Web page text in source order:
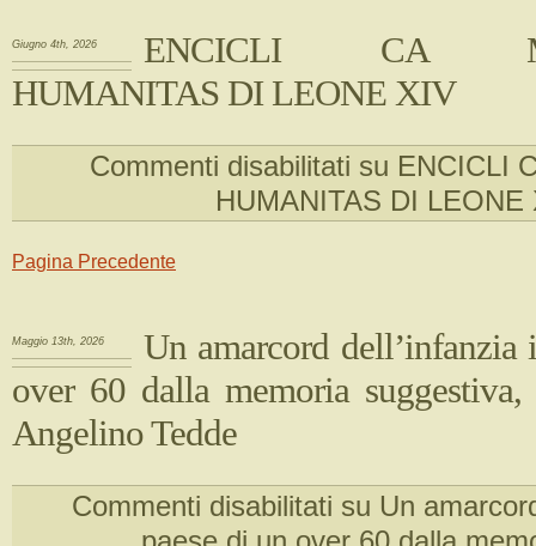
Giugno 4th, 2026
ENCICLI CA
HUMANITAS DI LEONE XIV
Commenti disabilitati su ENCICLI
HUMANITAS DI LEONE
Pagina Precedente
Maggio 13th, 2026
Un amarcord dell’infanzia
over 60 dalla memoria suggestiva,
Angelino Tedde
Commenti disabilitati su Un